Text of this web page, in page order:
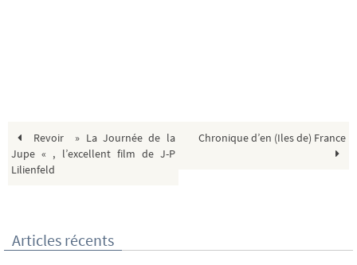
Revoir » La Journée de la
Jupe « , l’excellent film de J-P
Lilienfeld
Chronique d’en (Iles de) France
Articles récents